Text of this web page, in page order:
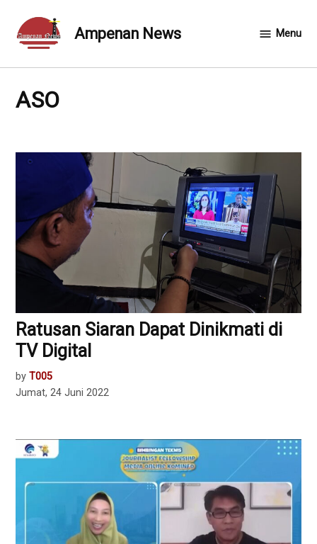
content
Ampenan News Menu
ASO
Ratusan Siaran Dapat Dinikmati di
TV Digital
by T005
Jumat, 24 Juni 2022